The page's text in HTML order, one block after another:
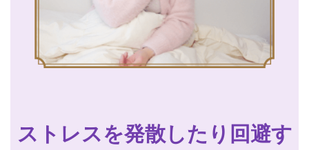
ストレスを発散したり回避す